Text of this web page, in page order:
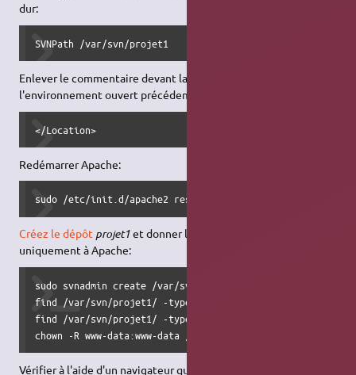
dur:
SVNPath /var/svn/projet1
Enlever le commentaire devant la ligne de fermeture de
l'environnement ouvert précédemment:
</Location>
Redémarrer Apache:
sudo /etc/init.d/apache2 restart
Créez le dépôt projet1et donner les droits d'accès au dépôt
uniquement à Apache:
sudo svnadmin create /var/svn/projet1
find /var/svn/projet1/ -type f -exec chmod 640 {} \;
find /var/svn/projet1/ -type d -exec chmod 770 {} \;
chown -R www-data:www-data /var/svn/projet1
Vérifier à l'aide d'un navigateur que